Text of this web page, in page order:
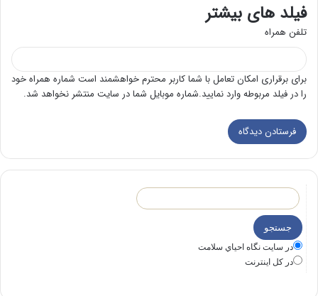
فیلد های بیشتر
تلفن همراه
برای برقراری امکان تعامل با شما کاربر محترم خواهشمند است شماره همراه خود
را در فیلد مربوطه وارد نمایید.شماره موبایل شما در سایت منتشر نخواهد شد.
در سايت نگاه احياي سلامت
در كل اينترنت